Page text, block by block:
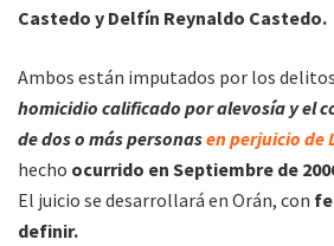
Castedo y Delfín Reynaldo Castedo.
Ambos están imputados por los
homicidio calificado por alevosía y el
de dos o más personasen perjuicio de
hecho ocurrido en Septiembre de
El juicio se desarrollará en Orán, con
definir.